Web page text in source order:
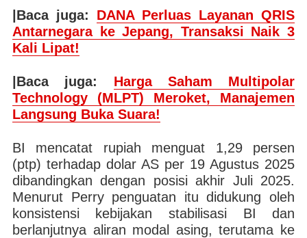
|Baca juga: DANA Perluas Layanan QRIS
Antarnegara ke Jepang, Transaksi Naik 3
Kali Lipat!
|Baca juga: Harga Saham Multipolar
Technology (MLPT) Meroket, Manajemen
Langsung Buka Suara!
BI mencatat rupiah menguat 1,29 persen
(ptp) terhadap dolar AS per 19 Agustus 2025
dibandingkan dengan posisi akhir Juli 2025.
Menurut Perry penguatan itu didukung oleh
konsistensi kebijakan stabilisasi BI dan
berlanjutnya aliran modal asing, terutama ke